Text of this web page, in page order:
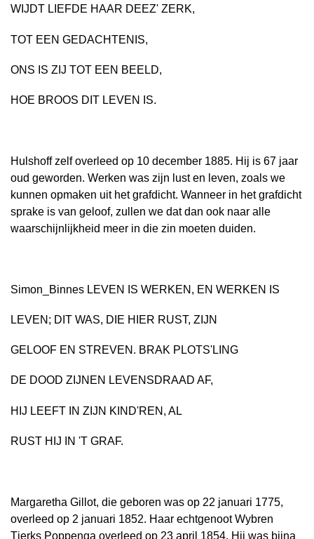
WIJDT LIEFDE HAAR DEEZ' ZERK,
TOT EEN GEDACHTENIS,
ONS IS ZIJ TOT EEN BEELD,
HOE BROOS DIT LEVEN IS.
Hulshoff zelf overleed op 10 december 1885. Hij is 67 jaar
oud geworden. Werken was zijn lust en leven, zoals we
kunnen opmaken uit het grafdicht. Wanneer in het grafdicht
sprake is van geloof, zullen we dat dan ook naar alle
waarschijnlijkheid meer in die zin moeten duiden.
Simon_Binnes LEVEN IS WERKEN, EN WERKEN IS
LEVEN; DIT WAS, DIE HIER RUST, ZIJN
GELOOF EN STREVEN. BRAK PLOTS'LING
DE DOOD ZIJNEN LEVENSDRAAD AF,
HIJ LEEFT IN ZIJN KIND'REN, AL
RUST HIJ IN 'T GRAF.
Margaretha Gillot, die geboren was op 22 januari 1775,
overleed op 2 januari 1852. Haar echtgenoot Wybren
Tjerks Poppenga overleed op 23 april 1854. Hij was bijna